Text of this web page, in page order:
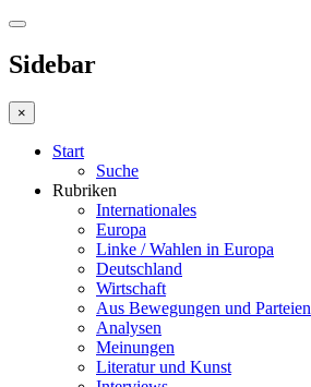
Sidebar
×
Start
Suche
Rubriken
Internationales
Europa
Linke / Wahlen in Europa
Deutschland
Wirtschaft
Aus Bewegungen und Parteien
Analysen
Meinungen
Literatur und Kunst